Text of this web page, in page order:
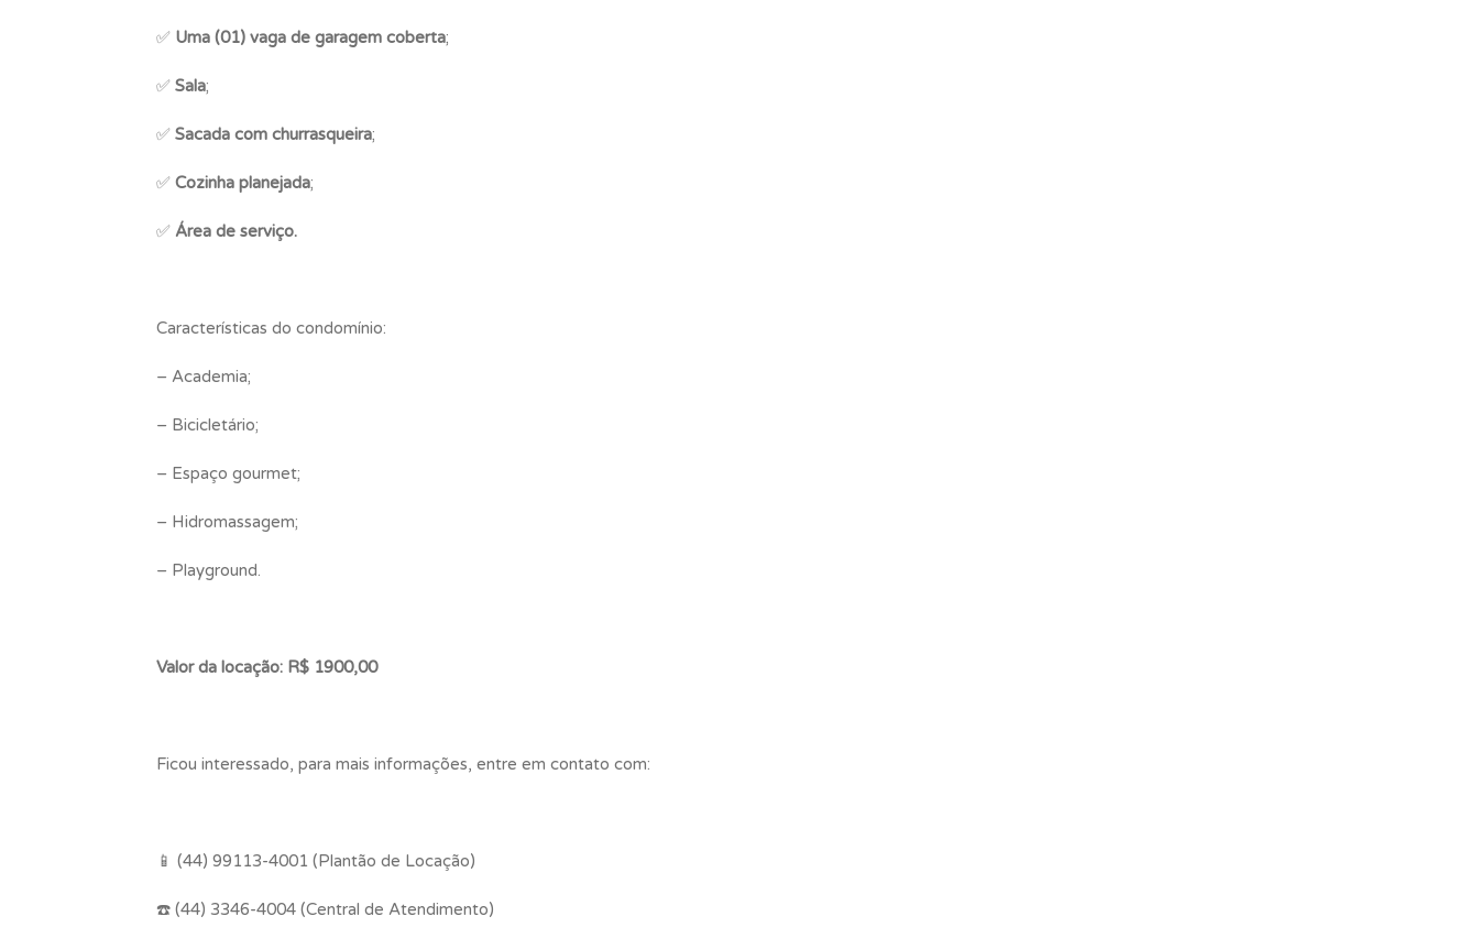
✅ Uma (01) vaga de garagem coberta;
✅ Sala;
✅ Sacada com churrasqueira;
✅ Cozinha planejada;
✅ Área de serviço.
Características do condomínio:
– Academia;
– Bicicletário;
– Espaço gourmet;
– Hidromassagem;
– Playground.
Valor da locação: R$ 1900,00
Ficou interessado, para mais informações, entre em contato com:
📱 (44) 99113-4001 (Plantão de Locação)
☎️ (44) 3346-4004 (Central de Atendimento)